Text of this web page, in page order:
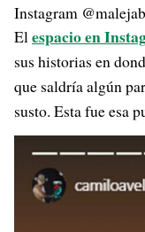
Instagram
El espacio en
sus historias en
que saldría algún
susto. Esta fue esa